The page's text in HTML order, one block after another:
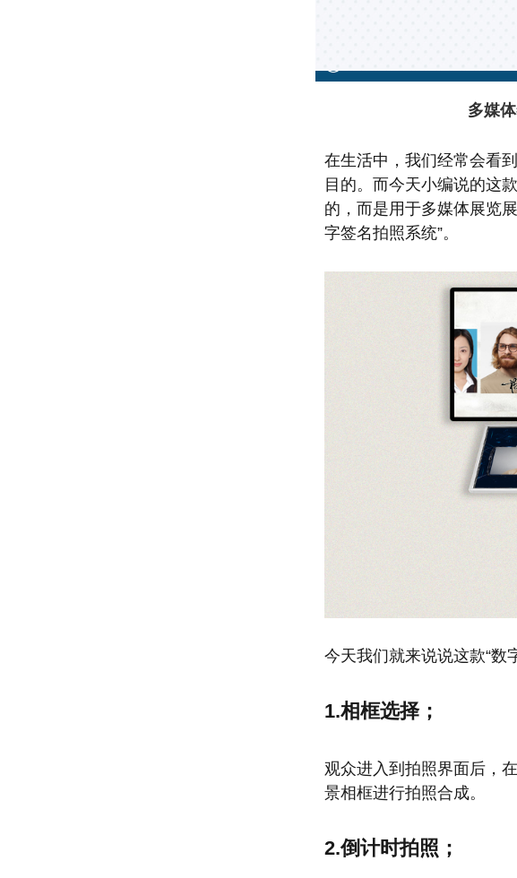
多媒
在生活中，我们经常会看
目的。而今天小编说的这
的，而是用于多媒体展览
字签名拍照系统”。
今天我们就来说说这款“数
1.相框选择；
观众进入到拍照界面后，
景相框进行拍照合成。
2.倒计时拍照；